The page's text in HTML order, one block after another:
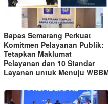
Bapas Semarang Perkuat
Komitmen Pelayanan Publik:
Tetapkan Maklumat
Pelayanan dan 10 Standar
Layanan untuk Menuju